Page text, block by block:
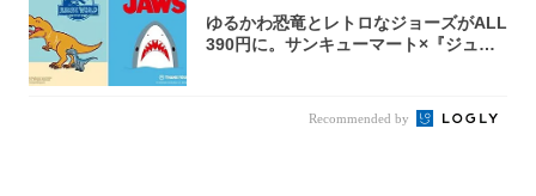
ゆるかわ恐竜とレトロなジョーズがALL
390円に。サンキューマート×『ジュラ
Recommended by